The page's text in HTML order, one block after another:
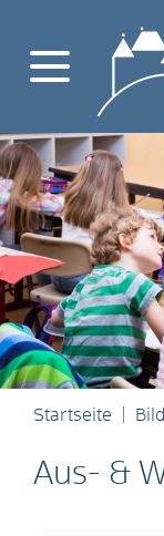
Startseite
Aus- &